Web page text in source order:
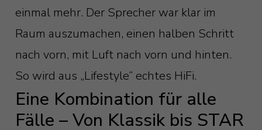
einmal mehr. Der Sprecher war klar im
Raum auszumachen, einen halben Schritt
nach vorn, mit Luft nach vorn und hinten.
So wird aus „Lifestyle“ echtes HiFi.
Eine Kombination für alle
Fälle – Von Klassik bis STAR